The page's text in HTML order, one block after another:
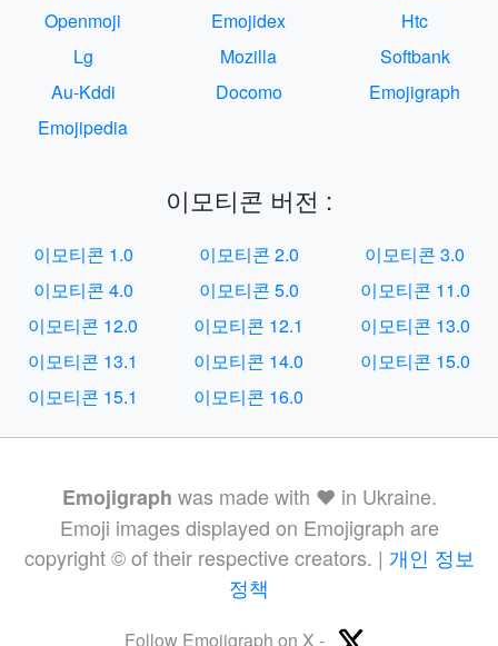
Openmoji
Emojidex
Htc
Lg
Mozilla
Softbank
Au-Kddi
Docomo
Emojigraph
Emojipedia
이모티콘 버전 :
이모티콘 1.0 이모티콘 2.0
이모티콘 3.0
이모티콘 4.0
이모티콘 5.0
이모티콘 11.0
이모티콘 12.0
이모티콘 12.1
이모티콘 13.0
이모티콘 13.1
이모티콘 14.0
이모티콘 15.0
이모티콘 15.1
이모티콘 16.0
Emojigraph was made with ❤️ in Ukraine.
Emoji images displayed on Emojigraph are
copyright © of their respective creators. | 개인 정보
정책
Follow Emojigraph on X -